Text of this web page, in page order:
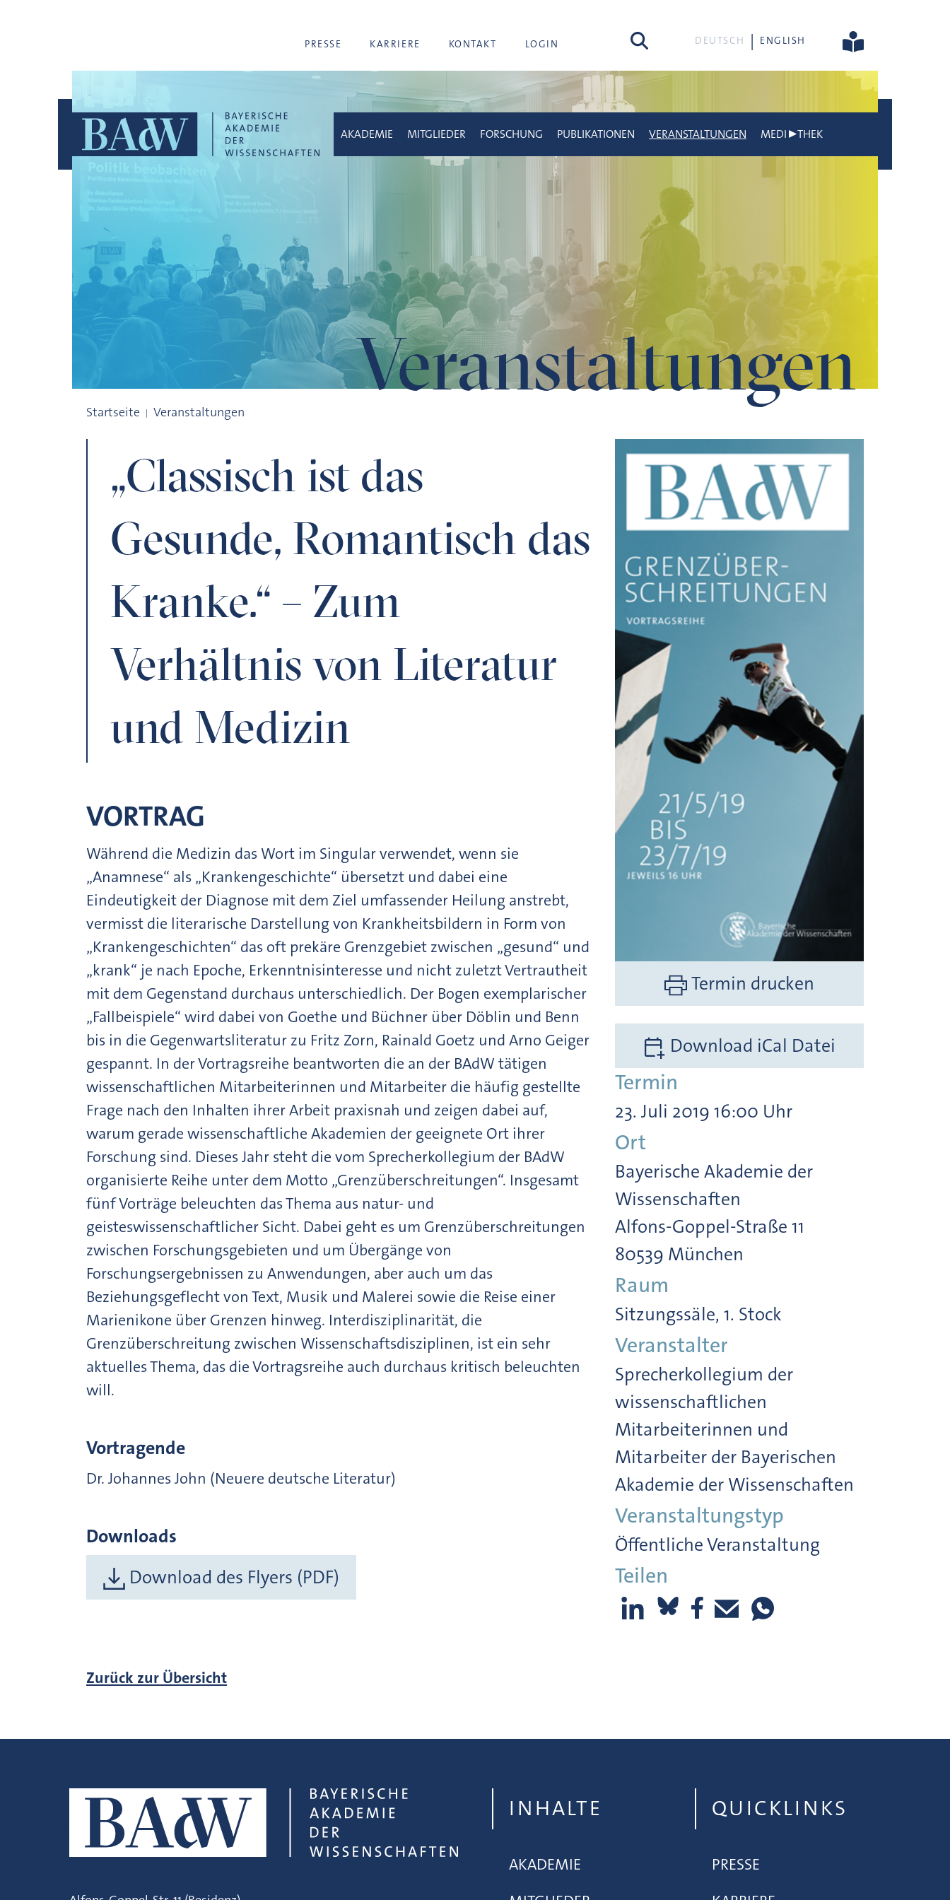
PRESSE KARRIERE KONTAKT LOGIN Suche DEUTSCH ENGLISH
Veranstaltungen
AKADEMIE MITGLIEDER FORSCHUNG PUBLIKATIONEN VERANSTALTUNGEN MEDI▶THEK
Startseite Veranstaltungen
„Classisch ist das
Gesunde, Romantisch das
Kranke.“ – Zum
Verhältnis von Literatur
und Medizin
VORTRAG
Während die Medizin das Wort im Singular verwendet, wenn sie
„Anamnese“ als „Krankengeschichte“ übersetzt und dabei eine
Eindeutigkeit der Diagnose mit dem Ziel umfassender Heilung anstrebt,
vermisst die literarische Darstellung von Krankheitsbildern in Form von
„Krankengeschichten“ das oft prekäre Grenzgebiet zwischen „gesund“ und
„krank“ je nach Epoche, Erkenntnisinteresse und nicht zuletzt Vertrautheit
mit dem Gegenstand durchaus unterschiedlich. Der Bogen exemplarischer
„Fallbeispiele“ wird dabei von Goethe und Büchner über Döblin und Benn
bis in die Gegenwartsliteratur zu Fritz Zorn, Rainald Goetz und Arno Geiger
gespannt. In der Vortragsreihe beantworten die an der BAdW tätigen
wissenschaftlichen Mitarbeiterinnen und Mitarbeiter die häufig gestellte
Frage nach den Inhalten ihrer Arbeit praxisnah und zeigen dabei auf,
warum gerade wissenschaftliche Akademien der geeignete Ort ihrer
Forschung sind. Dieses Jahr steht die vom Sprecherkollegium der BAdW
organisierte Reihe unter dem Motto „Grenzüberschreitungen“. Insgesamt
fünf Vorträge beleuchten das Thema aus natur- und
geisteswissenschaftlicher Sicht. Dabei geht es um Grenzüberschreitungen
zwischen Forschungsgebieten und um Übergänge von
Forschungsergebnissen zu Anwendungen, aber auch um das
Beziehungsgeflecht von Text, Musik und Malerei sowie die Reise einer
Marienikone über Grenzen hinweg. Interdisziplinarität, die
Grenzüberschreitung zwischen Wissenschaftsdisziplinen, ist ein sehr
aktuelles Thema, das die Vortragsreihe auch durchaus kritisch beleuchten
will.
Vortragende
Dr. Johannes John (Neuere deutsche Literatur)
Downloads
Download des Flyers (PDF)
Termin drucken
Download iCal Datei
Termin
23. Juli 2019 16:00 Uhr
Ort
Bayerische Akademie der
Wissenschaften
Alfons-Goppel-Straße 11
80539 München
Raum
Sitzungssäle, 1. Stock
Veranstalter
Sprecherkollegium der
wissenschaftlichen
Mitarbeiterinnen und
Mitarbeiter der Bayerischen
Akademie der Wissenschaften
Veranstaltungstyp
Öffentliche Veranstaltung
Teilen
Zurück zur Übersicht
INHALTE
AKADEMIE
QUICKLINKS
PRESSE